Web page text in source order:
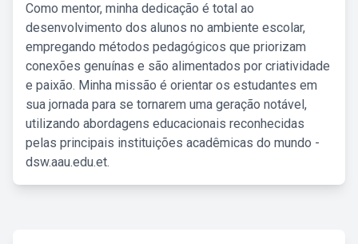
Como mentor, minha dedicação é total ao
desenvolvimento dos alunos no ambiente escolar,
empregando métodos pedagógicos que priorizam
conexões genuínas e são alimentados por criatividade
e paixão. Minha missão é orientar os estudantes em
sua jornada para se tornarem uma geração notável,
utilizando abordagens educacionais reconhecidas
pelas principais instituições acadêmicas do mundo -
dsw.aau.edu.et.